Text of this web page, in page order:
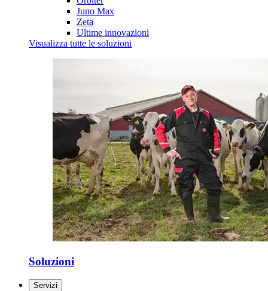
Juno Max
Zeta
Ultime innovazioni
Visualizza tutte le soluzioni
Soluzioni
Servizi